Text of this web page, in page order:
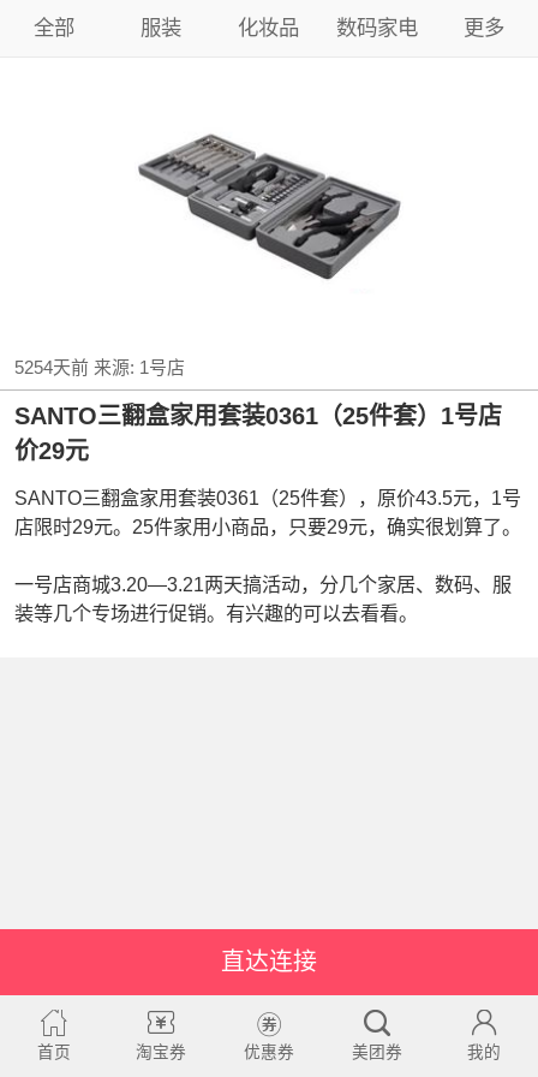
全部 服装 化妆品 数码家电 更多
5254天前来源: 1号店
SANTO三翻盒家用套装0361（25件套）1号店
价29元
SANTO三翻盒家用套装0361（25件套），原价43.5元，1号
店限时29元。25件家用小商品，只要29元，确实很划算了。
一号店商城3.20—3.21两天搞活动，分几个家居、数码、服
装等几个专场进行促销。有兴趣的可以去看看。
直达连接
首页 淘宝券 优惠券 美团券 我的